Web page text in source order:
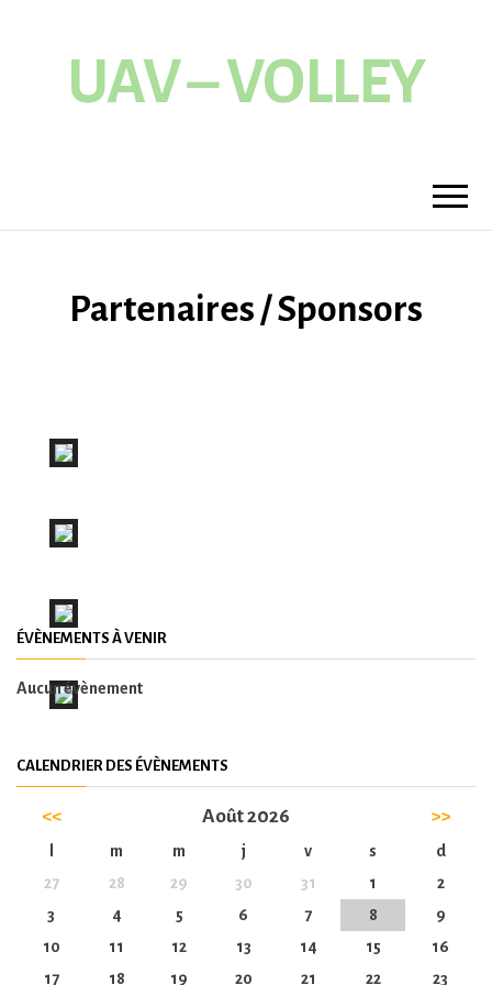
UAV – VOLLEY
Partenaires / Sponsors
Mairie de
La Valette
du Var
général du
Var
ÉVÈNEMENTS À VENIR
Aucun évènement
CALENDRIER DES ÉVÈNEMENTS
<< Août 2026 >>
m m j v s
d
27
28 29 30 31 1
2
3
4 5 6 7 8
9
10
11 12 13 14 15
16
17
18 19 20 21 22 23